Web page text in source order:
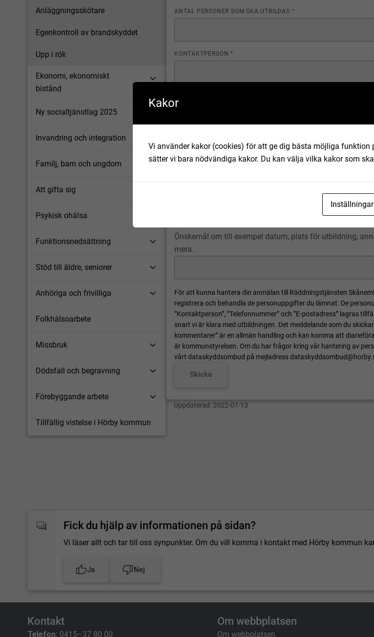
Anläggningsskötare
Egenkontroll av brandskyddet
Upp i rök
Ekonomi, ekonomiskt
bistånd
Ny socialtjänstlag 2025
Invandring och integration
Familj, barn och ungdom
Att gifta sig
Psykisk ohälsa
Funktionsnedsättning
Stöd till äldre, seniorer
Anhöriga och frivilliga
Folkhälsoarbete
Missbruk
Dödsfall och begravning
Förebyggande arbete
Tillfällig vistelse i Hörby kommun
ANTAL PERSONER SOM SKA UTBILDAS *
KONTAKTPERSON*
E-POSTADRESS*
Önskemål om till exempel datum, plats för utbildning,
mera.
För att kunna hantera din anmälan till Räddningstjänsten
registrera och behandla de personuppgifter du lämnat. De
”Kontaktperson”, ”Telefonnummer” och ”E-postadress” lagras
snart vi är klara med utbildningen. Det meddelande som du
kommentarer” är en allmän handling och kan komma att
är kommunstyrelsen. Om du har frågor kring vår hantering av
vårt dataskyddsombud på mejladress
Skicka
Uppdaterad: 2022-07-13
Fick du hjälp av informationen på sidan?
Vi läser allt och tar till oss synpunkter. Om du vill komma i kontakt med Hörby kommun
Ja Nej
Kontakt
Telefon: 0415–37 80 00
Om webbplatsen
Om webbplatsen
Kakor
Vi använder kakor (cookies) för att ge dig bästa möjliga funktion
sätter vi bara nödvändiga kakor. Du kan välja vilka kakor som
Inställningar